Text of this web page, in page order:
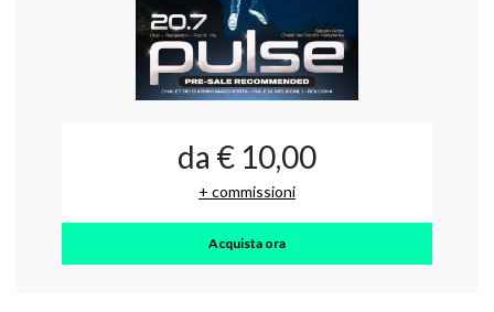
da € 10,00
+ commissioni
Acquista ora